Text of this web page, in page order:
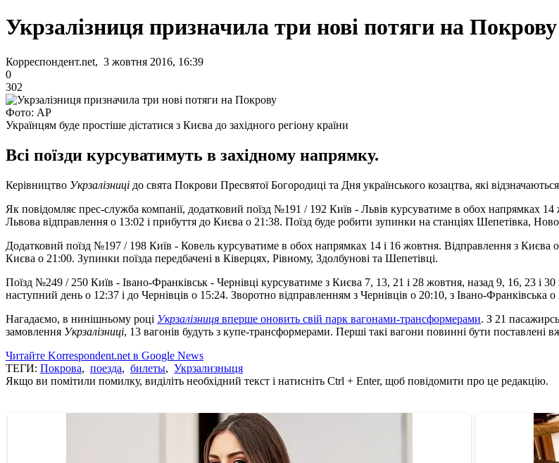
Укрзалізниця призначила три нові потяги на Покрову
Корреспондент.net, 3 жовтня 2016, 16:39
0
302
Фото: АР
Українцям буде простіше дістатися з Києва до західного регіону країни
Всі поїзди курсуватимуть в західному напрямку.
Керівництво Укрзалізниці до свята Покрови Пресвятої Богородиці та Дня українського козацтва, які
Як повідомляє прес-служба компанії, додатковий поїзд №191 / 192 Київ - Львів курсуватиме в обох напрямках
Львова відправлення о 13:02 і прибуття до Києва о 21:38. Поїзд буде робити зупинки на станціях Шепетівка,
Додатковий поїзд №197 / 198 Київ - Ковель курсуватиме в обох напрямках 14 і 16 жовтня. Відправлення з Києва
Києва о 21:00. Зупинки поїзда передбачені в Ківерцях, Рівному, Здолбунові та Шепетівці.
Поїзд №249 / 250 Київ - Івано-Франківськ - Чернівці курсуватиме з Києва 7, 13, 21 і 28 жовтня, назад 9, 16, 23 і
наступний день о 12:37 і до Чернівців о 15:24. Зворотно відправленням з Чернівців о 20:10, з Івано-Франківська
Нагадаємо, в нинішньому році Укрзалізниця вперше оновить свій парк вагонами-трансформерами. З 21
замовлення Укрзалізниці, 13 вагонів будуть з купе-трансформерами. Перші такі вагони повинні бути поставлені
Читайте Korrespondent.net в Google News
ТЕГИ: Покрова, поезда, билеты, Укрзализныця
Якщо ви помітили помилку, виділіть необхідний текст і натисніть Ctrl + Enter, щоб повідомити про це редакцію.